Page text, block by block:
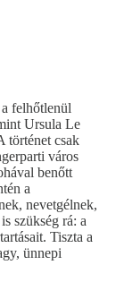
felhőtlenül
Ursula Le
történet csak
város
benőtt
a
nevetgélnek,
szükség rá: a
Tiszta a
ünnepi